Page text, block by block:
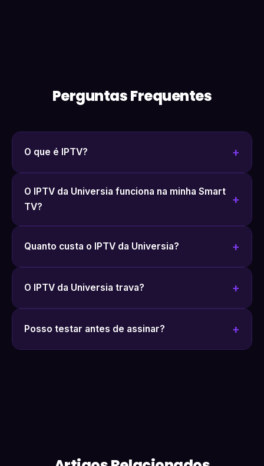
Perguntas Frequentes
O que é IPTV?
O IPTV da Universia funciona na minha Smart
TV?
Quanto custa o IPTV da Universia?
O IPTV da Universia trava?
Posso testar antes de assinar?